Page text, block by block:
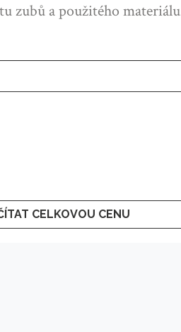
zubů a použitého
CELKOVOU CENU